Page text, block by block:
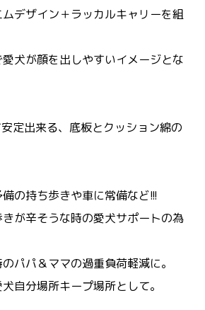
デザイン＋ラッカルキャリーを組
犬が顔を出しやすいイメージとな
定出来る、底板とクッション綿の
の持ち歩きや車に常備など!!!
きが辛そうな時の愛犬サポートの為
パパ＆ママの過重負荷軽減に。
自分場所キープ場所として。